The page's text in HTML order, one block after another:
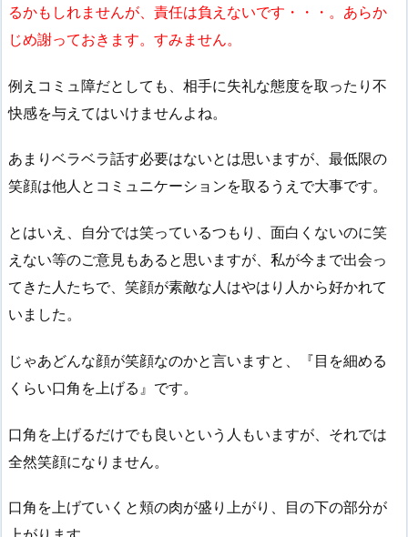
るかもしれませんが、責任は負えないです・・・。あらか
じめ謝っておきます。すみません。
例えコミュ障だとしても、相手に失礼な態度を取ったり不
快感を与えてはいけませんよね。
あまりベラベラ話す必要はないとは思いますが、最低限の
笑顔は他人とコミュニケーションを取るうえで大事です。
とはいえ、自分では笑っているつもり、面白くないのに笑
えない等のご意見もあると思いますが、私が今まで出会っ
てきた人たちで、笑顔が素敵な人はやはり人から好かれて
いました。
じゃあどんな顔が笑顔なのかと言いますと、『目を細める
くらい口角を上げる』です。
口角を上げるだけでも良いという人もいますが、それでは
全然笑顔になりません。
口角を上げていくと頬の肉が盛り上がり、目の下の部分が